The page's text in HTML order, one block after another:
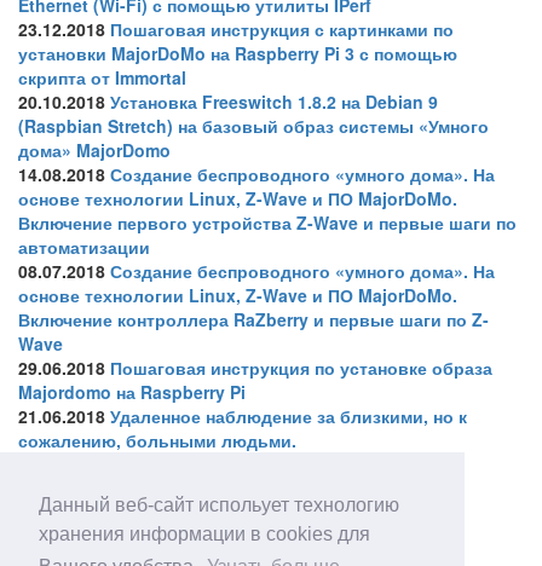
Данный веб-сайт испольует технологию
хранения информации в cookies для
23.12.2018 Пошаговая инструкция с картинками по
установки MajorDoMo на Raspberry Pi 3 с помощью
скрипта от Immortal
20.10.2018 Установка Freeswitch 1.8.2 на Debian 9
(Raspbian Stretch) на базовый образ системы «Умного
дома» MajorDomo
14.08.2018 Создание беспроводного «умного дома». На
основе технологии Linux, Z-Wave и ПО MajorDoMo.
Включение первого устройства Z-Wave и первые шаги по
автоматизации
08.07.2018 Создание беспроводного «умного дома». На
основе технологии Linux, Z-Wave и ПО MajorDoMo.
Включение контроллера RaZberry и первые шаги по Z-
Wave
29.06.2018 Пошаговая инструкция по установке образа
Majordomo на Raspberry Pi
21.06.2018 Удаленное наблюдение за близкими, но к
сожалению, больными людьми.
На форуме:udvnl